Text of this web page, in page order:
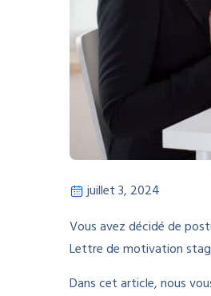
juillet 3, 2024
Vous avez décidé de
Lettre de motivation
Dans cet article, nous